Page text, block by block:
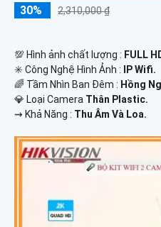
30% 2,310,000 ₫
💯 Hình ảnh chất lượng : FULL
✳️ Công Nghệ Hình Ảnh :
IP Wifi.
🌈 Tầm Nhìn Ban Đêm : Hồng
💎 Loại Camera Thân Plastic.
️⇝ Khả Năng : Thu Âm Và Loa.